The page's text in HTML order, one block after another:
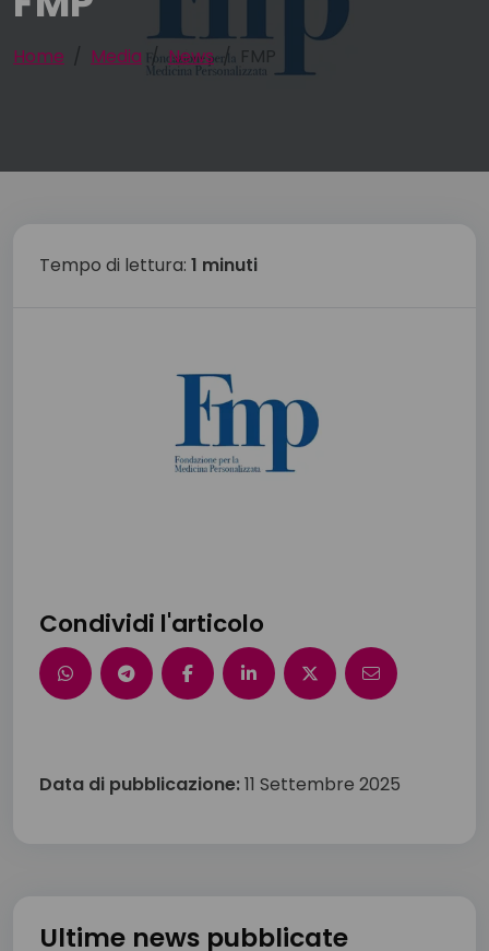
Home Media News FMP
Tempo di lettura: 1 minuti
Condividi l'articolo
Data di pubblicazione:11 Settembre 2025
Ultime news pubblicate